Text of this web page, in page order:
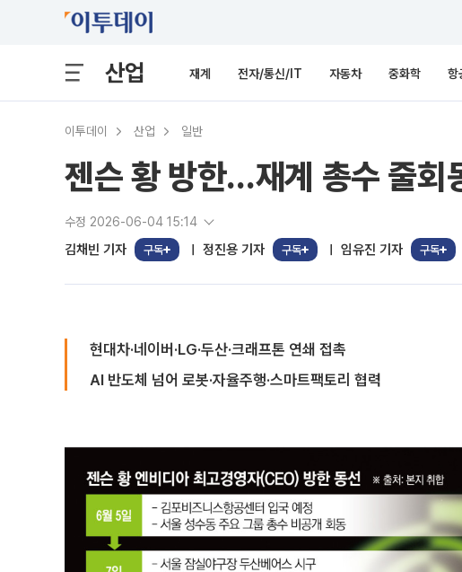
산업 재계 전자/통신/IT 자동차 중화학 항
이투데이 산업 일반
젠슨 황 방한…재계 총수 줄회
수정 2026-06-04 15:14
김채빈 기자 구독 정진용 기자 구독 임유진 기자 구독
현대차·네이버·LG·두산·크래프톤 연쇄 접촉
AI 반도체 넘어 로봇·자율주행·스마트팩토리 협력